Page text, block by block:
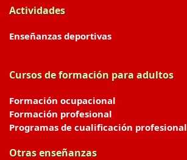
Actividades
Enseñanzas deportivas
Cursos de formación para adultos
Formación ocupacional
Formación profesional
Programas de cualificación profesional
Otras enseñanzas